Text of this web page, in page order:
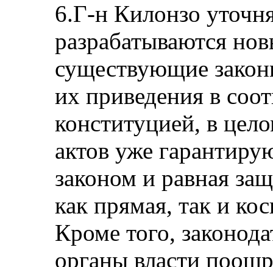
6.Г-н Килонзо
разрабатываются
существующие
их приведения в
конституцией, в
актов уже
законом и равная
как прямая, так и
Кроме того,
органы власти